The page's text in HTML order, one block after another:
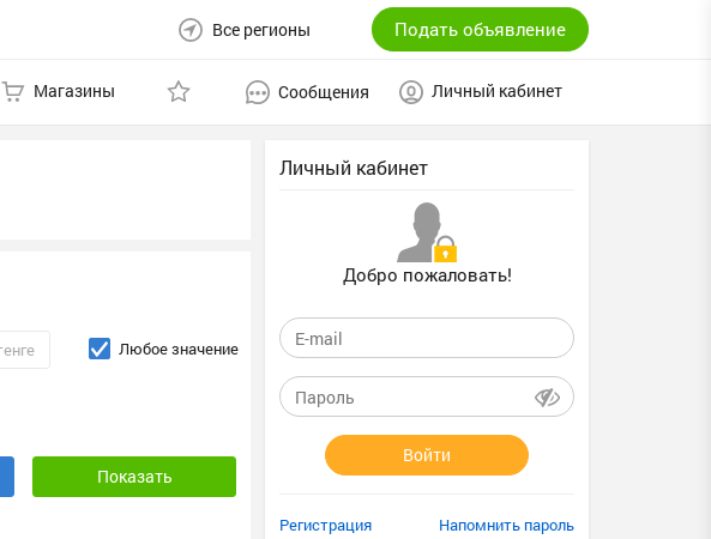
Все регионы Подать объявление
Магазины Сообщения Личный кабинет
Любое значение
Личный кабинет
Добро пожаловать!
Войти
Регистрация Напомнить пароль